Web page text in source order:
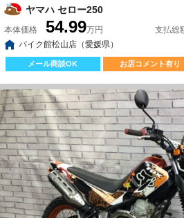
ヤマハ セロー250
本体価格 54.99万円 支払総
バイク館松山店（愛媛県）
メール商談OK お店コメント有り